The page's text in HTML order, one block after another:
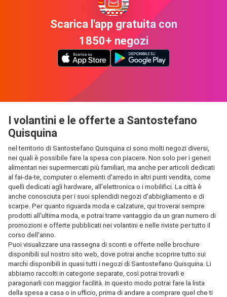
Scarica l'app gratuita con
1850+ negozi
I volantini e le offerte a Santostefano
Quisquina
nel territorio di Santostefano Quisquina ci sono molti negozi diversi,
nei quali è possibile fare la spesa con piacere. Non solo per i generi
alimentari nei supermercati più familiari, ma anche per articoli dedicati
al fai-da-te, computer o elementi d'arredo in altri punti vendita, come
quelli dedicati agli hardware, all'elettronica o i mobilifici. La città è
anche conosciuta per i suoi splendidi negozi d'abbigliamento e di
scarpe. Per quanto riguarda moda e calzature, qui troverai sempre
prodotti all'ultima moda, e potrai trarre vantaggio da un gran numero di
promozioni e offerte pubblicati nei volantini e nelle riviste per tutto il
corso dell'anno.
Puoi visualizzare una rassegna di sconti e offerte nelle brochure
disponibili sul nostro sito web, dove potrai anche scoprire tutto sui
marchi disponibili in quasi tutti i negozi di Santostefano Quisquina. Li
abbiamo raccolti in categorie separate, così potrai trovarli e
paragonarli con maggior facilità. In questo modo potrai fare la lista
della spesa a casa o in ufficio, prima di andare a comprare quel che ti